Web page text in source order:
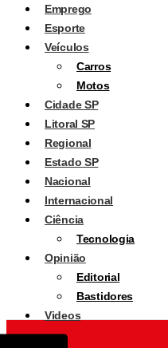
Emprego
Esporte
Veículos
Carros
Motos
Cidade SP
Litoral SP
Regional
Estado SP
Nacional
Internacional
Ciência
Tecnologia
Opinião
Editorial
Bastidores
Videos